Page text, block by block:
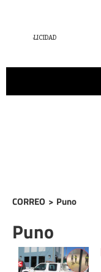
CORREO > Puno
Puno